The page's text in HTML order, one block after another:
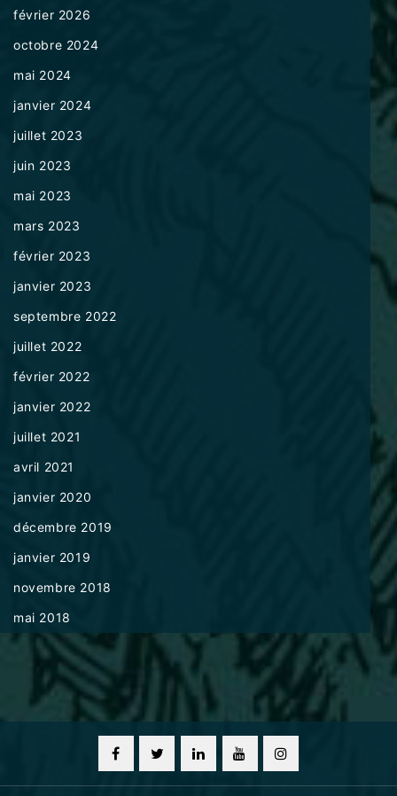
février 2026
octobre 2024
mai 2024
janvier 2024
juillet 2023
juin 2023
mai 2023
mars 2023
février 2023
janvier 2023
septembre 2022
juillet 2022
février 2022
janvier 2022
juillet 2021
avril 2021
janvier 2020
décembre 2019
janvier 2019
novembre 2018
mai 2018